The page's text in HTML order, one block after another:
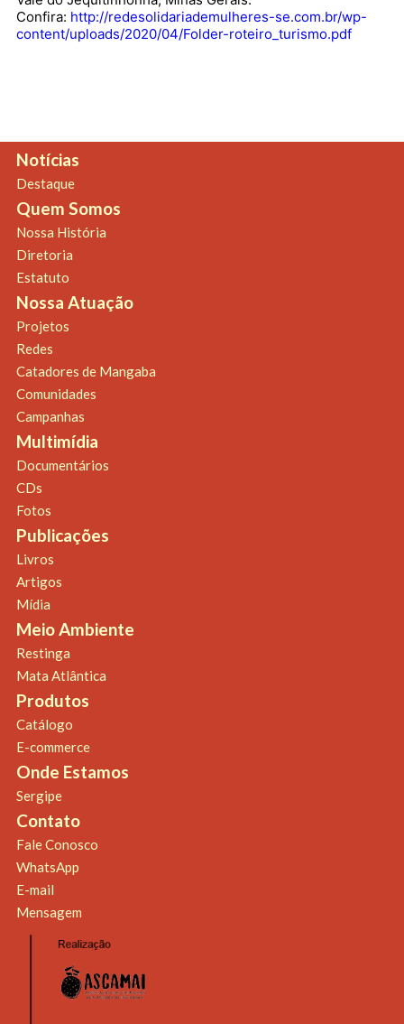
Confira: http://redesolidariademulheres-se.com.br/wp-
content/uploads/2020/04/Folder-roteiro_turismo.pdf
Notícias
Destaque
Quem Somos
Nossa História
Diretoria
Estatuto
Nossa Atuação
Projetos
Redes
Catadores de Mangaba
Comunidades
Campanhas
Multimídia
Documentários
CDs
Fotos
Publicações
Livros
Artigos
Mídia
Meio Ambiente
Restinga
Mata Atlântica
Produtos
Catálogo
E-commerce
Onde Estamos
Sergipe
Contato
Fale Conosco
WhatsApp
E-mail
Mensagem